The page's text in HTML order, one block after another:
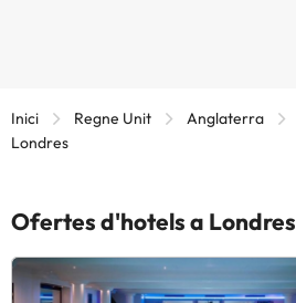
Inici Regne Unit Anglaterra
Londres
Ofertes d'hotels a Londres